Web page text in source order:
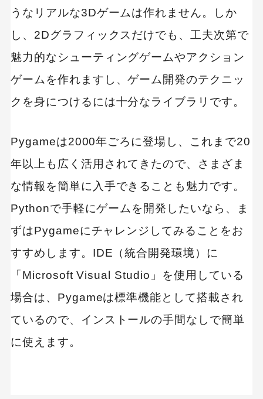
うなリアルな3Dゲームは作れません。しか
し、2Dグラフィックスだけでも、工夫次第で
魅力的なシューティングゲームやアクション
ゲームを作れますし、ゲーム開発のテクニッ
クを身につけるには十分なライブラリです。
Pygameは2000年ごろに登場し、これまで20
年以上も広く活用されてきたので、さまざま
な情報を簡単に入手できることも魅力です。
Pythonで手軽にゲームを開発したいなら、ま
ずはPygameにチャレンジしてみることをお
すすめします。IDE（統合開発環境）に
「Microsoft Visual Studio」を使用している
場合は、Pygameは標準機能として搭載され
ているので、インストールの手間なしで簡単
に使えます。